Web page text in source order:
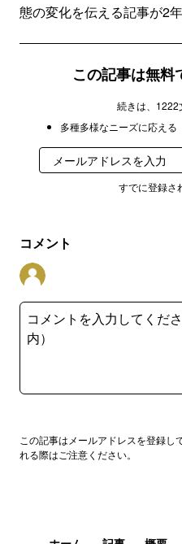
態の変化を伝える記事が2
この記事は無料
続きは、1222
多種多様なニーズに応える
すでに登録さ
コメント
この記事はメールアドレスを登録
れる際はご注意ください。